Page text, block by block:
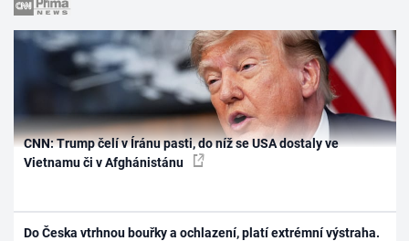
CNN: Trump čelí v Íránu pasti, do níž se USA dostaly ve
Vietnamu či v Afghánistánu
Do Česka vtrhnou bouřky a ochlazení, platí extrémní výstraha.